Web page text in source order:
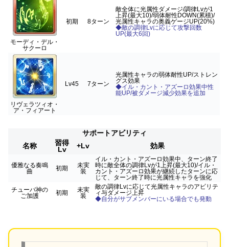
モーディ・デル・
サクーロ
初期 8ターン
敵全体に光属性ダメージ/調律Lvが1
上昇(最大10)/弱体耐性DOWN(累積)/
光属性キャラの奥義ゲージUP(20%)
◆敵の調律Lvに応じて攻撃回数
UP(最大6回)
リヴェラツィオ・
ア・フィアート
Lv45 7ターン
光属性キャラの弱体耐性UP/ストレン
グス効果
◆イル・カント・アズーロ効果中性
能UP/被ダメージ減少効果を追加
サポートアビリティ
名称
習得
Lv
+Lv 効果
優雅なる奏鳴
曲
初期
未実
装
イル・カント・アズーロ効果中、ターン終了
時に敵全体の調律Lvが1上昇(最大10)/イル・
カント・アズーロ効果が継続したターンに応
じて、ターン終了時に光属性キャラを強化
チューバ神の
ご加護
初期
未実
装
敵の調律Lvに応じて光属性キャラのアビリテ
ィ与ダメージ上昇
◆自分がサブメンバーにいる場合でも発動